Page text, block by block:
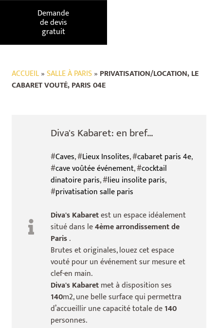
Demande
de devis
gratuit
ACCUEIL»SALLE À PARIS» PRIVATISATION/LOCATION, LE
CABARET VOUTÉ, PARIS 04E
Diva's Kabaret: en bref...
#Caves, #Lieux Insolites, #cabaret paris 4e,
#cave voûtée événement, #cocktail
dinatoire paris, #lieu insolite paris,
#privatisation salle paris
Diva's Kabaretest un espace idéalement
situé dans le4ème arrondissement de
Paris.
Brutes et originales, louez cet espace
vouté pour un événement sur mesure et
clef-en main.
Diva's Kabaretmet à disposition ses
140m2, une belle surface qui permettra
d’accueillir une capacité totale de140
personnes.